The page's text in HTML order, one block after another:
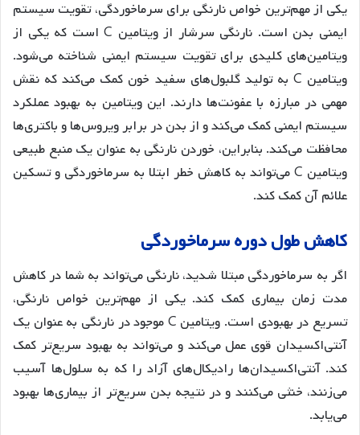
یکی از مهم‌ترین خواص نارنگی برای سرماخوردگی، تقویت سیستم
ایمنی بدن است. نارنگی سرشار از ویتامین C است که یکی از
ویتامین‌های کلیدی برای تقویت سیستم ایمنی شناخته می‌شود.
ویتامین C به تولید گلبول‌های سفید خون کمک می‌کند که نقش
مهمی در مبارزه با عفونت‌ها دارند. این ویتامین به بهبود عملکرد
سیستم ایمنی کمک می‌کند و از بدن در برابر ویروس‌ها و باکتری‌ها
محافظت می‌کند. بنابراین، خوردن نارنگی به عنوان یک منبع طبیعی
ویتامین C می‌تواند به کاهش خطر ابتلا به سرماخوردگی و تسکین
علائم آن کمک کند​.
کاهش طول دوره سرماخوردگی
اگر به سرماخوردگی مبتلا شدید، نارنگی می‌تواند به شما در کاهش
مدت زمان بیماری کمک کند. یکی از مهم‌ترین خواص نارنگی،
تسریع در بهبودی است. ویتامین C موجود در نارنگی به عنوان یک
آنتی‌اکسیدان قوی عمل می‌کند و می‌تواند به بهبود سریع‌تر کمک
کند. آنتی‌اکسیدان‌ها رادیکال‌های آزاد را که به سلول‌ها آسیب
می‌زنند، خنثی می‌کنند و در نتیجه بدن سریع‌تر از بیماری‌ها بهبود
می‌یابد.